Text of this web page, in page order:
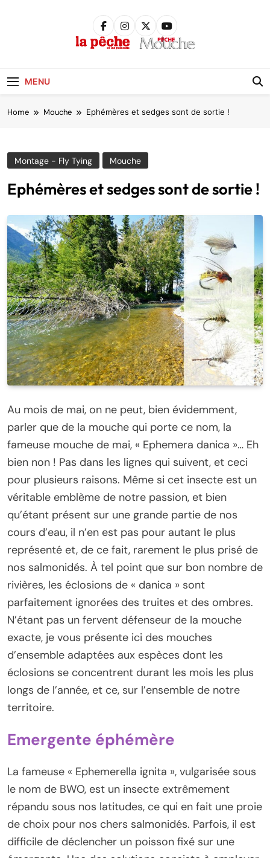
MENU
Home Mouche Ephémères et sedges sont de sortie !
Montage - Fly Tying Mouche
Ephémères et sedges sont de sortie !
Au mois de mai, on ne peut, bien évidemment,
parler que de la mouche qui porte ce nom, la
fameuse mouche de mai, « Ephemera danica »… Eh
bien non ! Pas dans les lignes qui suivent, et ceci
pour plusieurs raisons. Même si cet insecte est un
véritable emblème de notre passion, et bien
qu’étant présent sur une grande partie de nos
cours d’eau, il n’en est pas pour autant le plus
représenté et, de ce fait, rarement le plus prisé de
nos salmonidés. À tel point que sur bon nombre de
rivières, les éclosions de « danica » sont
parfaitement ignorées des truites et des ombres.
N’étant pas un fervent défenseur de la mouche
exacte, je vous présente ici des mouches
d’ensemble adaptées aux espèces dont les
éclosions se concentrent durant les mois les plus
longs de l’année, et ce, sur l’ensemble de notre
territoire.
Emergente éphémère
La fameuse « Ephemerella ignita », vulgarisée sous
le nom de BWO, est un insecte extrêmement
répandu sous nos latitudes, ce qui en fait une proie
de choix pour nos chers salmonidés. Parfois, il est
difficile de déclencher un poisson fixé sur une